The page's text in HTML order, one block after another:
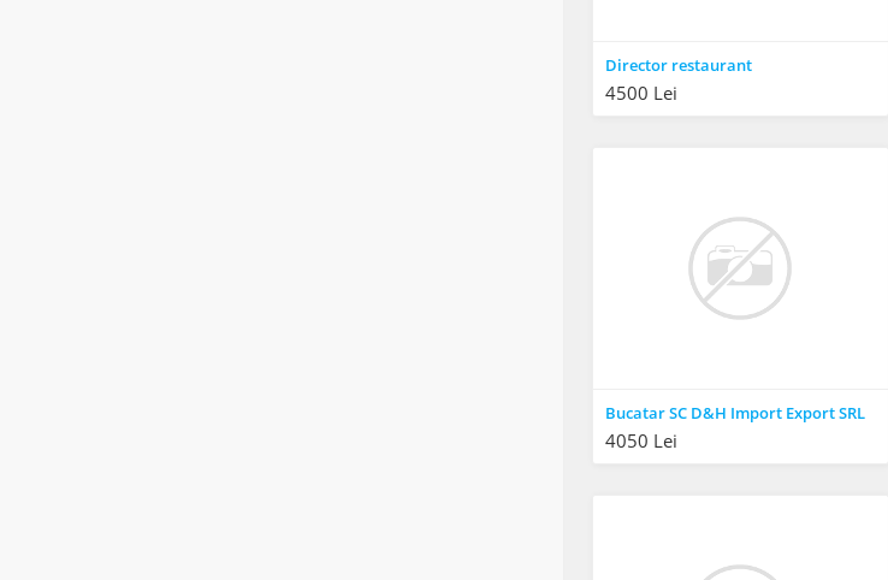
Director restaurant
4500 Lei
Bucatar SC D&H Import Export SRL
4050 Lei